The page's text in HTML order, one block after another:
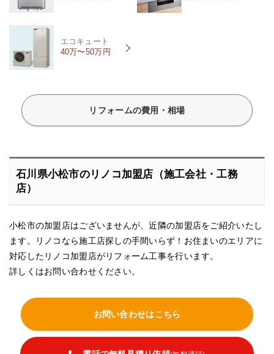
エコキュート
40万〜50万円
リフォームの費用・相場
石川県小松市のリノコ加盟店（施工会社・工務
店）
小松市の加盟店はございませんが、近隣の加盟店をご紹介いたし
ます。リノコなら施工店探しの手間いらず！お住まいのエリアに
対応したリノコ加盟店がリフォーム工事を行います。
詳しくはお問い合わせください。
お問い合わせはこちら